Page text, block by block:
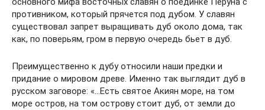
противником, который прячется под дубом. У славян
существовал запрет выращивать дуб около дома, так
как, по поверьям, гром в первую очередь бьет в дуб.
Преимущественно к дубу относили наши предки и
придание о мировом древе. Именно так выглядит дуб в
русском заговоре: «…Есть святое Акиян море, на том
море остров, на том острову стоит дуб, от земли до